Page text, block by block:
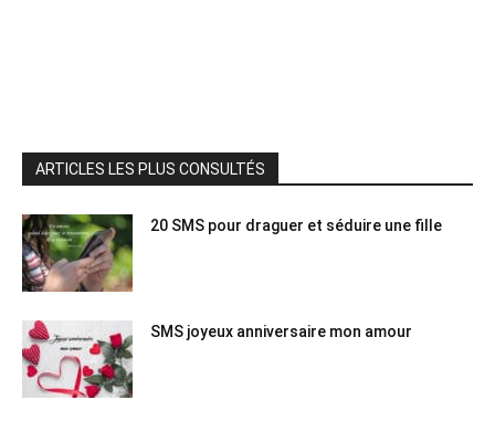
ARTICLES LES PLUS CONSULTÉS
20 SMS pour draguer et séduire une fille
SMS joyeux anniversaire mon amour